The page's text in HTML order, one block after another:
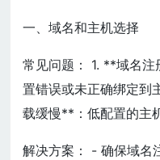
一、域名和主机选择
常见问题： 1. **域名
置错误或未正确绑定到
载缓慢**：低配置的主
解决方案： - 确保域名